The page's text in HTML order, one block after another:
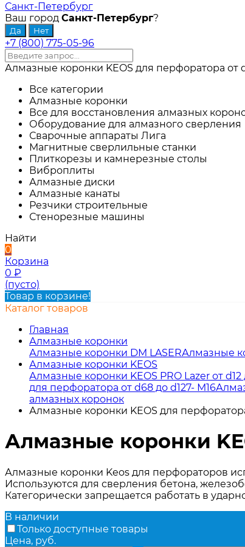
Санкт-Петербург
Ваш город Санкт-Петербург?
+7 (800) 775-05-96
Алмазные коронки KEOS для перфоратора от
Все категории
Алмазные коронки
Все для восстановления алмазных
Оборудование для алмазного сверления
Сварочные аппараты Лига
Магнитные сверлильные станки
Плиткорезы и камнерезные столы
Виброплиты
Алмазные диски
Алмазные канаты
Резчики строительные
Стенорезные машины
Найти
0
Корзина
0 ₽
(пусто)
Товар в корзине!
Каталог товаров
Главная
Алмазные коронки
Алмазные коронки DM LASERАлмазные
Алмазные коронки KEOS
Алмазные коронки KEOS PRO Lazer от d12
для перфоратора от d68 до d127- М16
алмазных коронок
Алмазные коронки KEOS для
Алмазные коронки
Алмазные коронки Keos для перфораторов
Используются для сверления бетона,
Категорически запрещается работать в
В наличии
Только доступные товары
Цена, руб.